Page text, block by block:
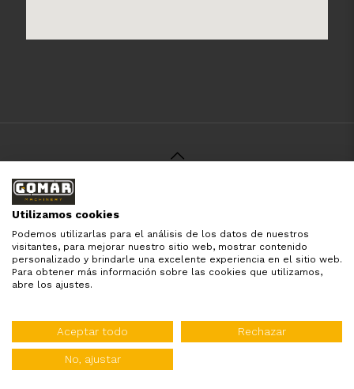
© 2021 Gomar Machinery -
Privacidad
Todas las marcas aquí mencionadas son de simple
referencia, es solo para especificar los productos que
comercializamos y el servicio que brindamos. Nuestra
empresa respeta todos los derechos de marca reservados
Diseñado por:
Distribuidor oficial de:
Utilizamos cookies
Podemos utilizarlas para el análisis de los datos de nuestros
visitantes, para mejorar nuestro sitio web, mostrar contenido
personalizado y brindarle una excelente experiencia en el sitio web.
Para obtener más información sobre las cookies que utilizamos,
abre los ajustes.
Aceptar todo Rechazar
No, ajustar